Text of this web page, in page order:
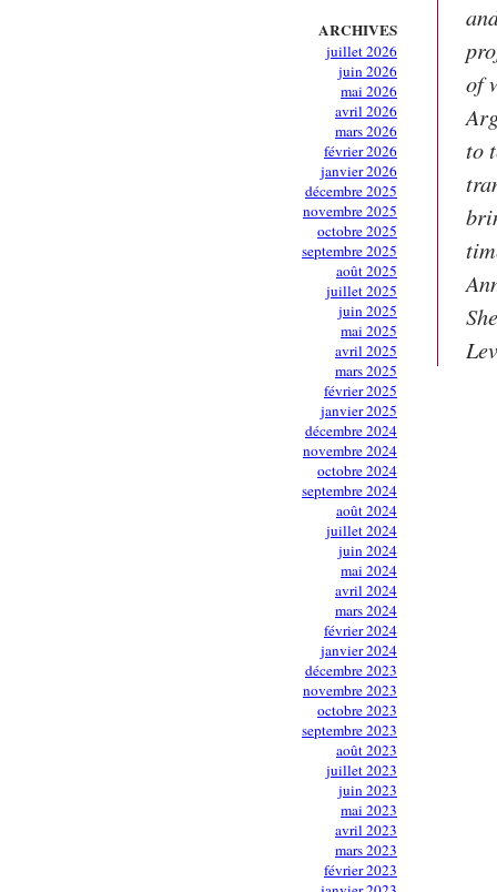
ARCHIVES
juillet 2026
juin 2026
mai 2026
avril 2026
mars 2026
février 2026
janvier 2026
décembre 2025
novembre 2025
octobre 2025
septembre 2025
août 2025
juillet 2025
juin 2025
mai 2025
avril 2025
mars 2025
février 2025
janvier 2025
décembre 2024
novembre 2024
octobre 2024
septembre 2024
août 2024
juillet 2024
juin 2024
mai 2024
avril 2024
mars 2024
février 2024
janvier 2024
décembre 2023
novembre 2023
octobre 2023
septembre 2023
août 2023
juillet 2023
juin 2023
mai 2023
avril 2023
mars 2023
février 2023
of
to